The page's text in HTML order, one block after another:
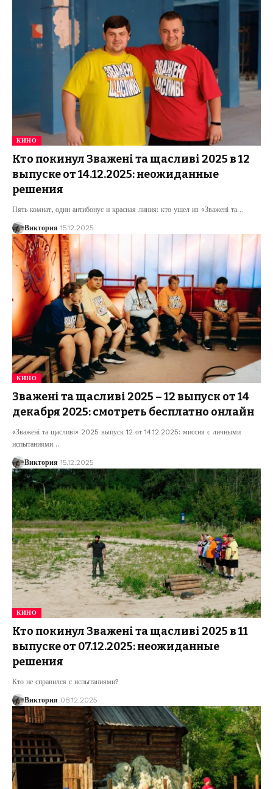
КИНО
Кто покинул Зважені та щасливі 2025 в 12
выпуске от 14.12.2025: неожиданные
решения
Пять комнат, один антибонус и красная линия: кто ушел из «Зважені та…
Виктория 15.12.2025
КИНО
Зважені та щасливі 2025 – 12 выпуск от 14
декабря 2025: смотреть бесплатно онлайн
«Зважені та щасливі» 2025 выпуск 12 от 14.12.2025: миссия с личными
испытаниями…
Виктория 15.12.2025
КИНО
Кто покинул Зважені та щасливі 2025 в 11
выпуске от 07.12.2025: неожиданные
решения
Кто не справился с испытаниями?
Виктория 08.12.2025